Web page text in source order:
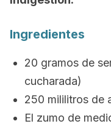
Ingredientes
20 gramos de
cucharada)
250 mililitros de
El zumo de